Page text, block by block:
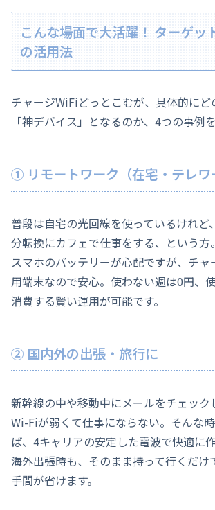
こんな場面で大活躍！ ターゲッ
の活用法
チャージWiFiどっとこむが、具体的にど
「神デバイス」となるのか、4つの事例
① リモートワーク（在宅・テレワ
普段は自宅の光回線を使っているけれど
分転換にカフェで仕事をする、という方
スマホのバッテリーが心配ですが、チャ
用端末なので安心。使わない週は0円、
消費する賢い運用が可能です。
② 国内外の出張・旅行に
新幹線の中や移動中にメールをチェック
Wi-Fiが弱くて仕事にならない。そんな
ば、4キャリアの安定した電波で快適に
海外出張時も、そのまま持って行くだけ
手間が省けます。